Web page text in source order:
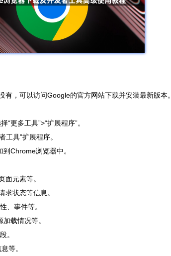
，可以访问Google的官方网站下载并安装最新版本。
更多工具”>“扩展程序”。
工具”扩展程序。
Chrome浏览器中。
面元素等。
求状态等信息。
、事件等。
载情况等。
。
等。